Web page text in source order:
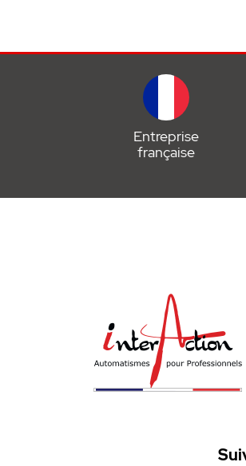
Entreprise
française